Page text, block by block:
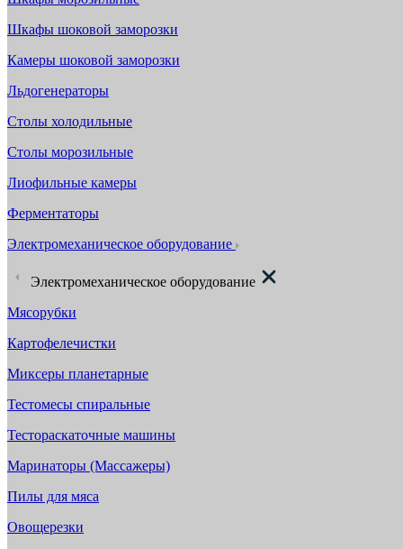
Шкафы шоковой заморозки
Камеры шоковой заморозки
Льдогенераторы
Столы холодильные
Столы морозильные
Лиофильные камеры
Ферментаторы
Электромеханическое оборудование
Электромеханическое оборудование
Мясорубки
Картофелечистки
Миксеры планетарные
Тестомесы спиральные
Тестораскаточные машины
Маринаторы (Массажеры)
Пилы для мяса
Овощерезки